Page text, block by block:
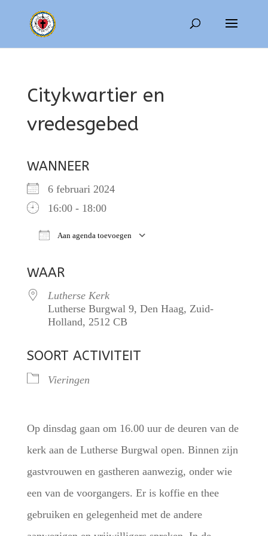
Citykwartier en
vredesgebed
WANNEER
6 februari 2024
16:00 - 18:00
Aan agenda toevoegen
WAAR
Lutherse Kerk
Lutherse Burgwal 9, Den Haag, Zuid-
Holland, 2512 CB
SOORT ACTIVITEIT
Vieringen
Op dinsdag gaan om 16.00 uur de deuren van de
kerk aan de Lutherse Burgwal open. Binnen zijn
gastvrouwen en gastheren aanwezig, onder wie
een van de voorgangers. Er is koffie en thee
gebruiken en gelegenheid met de andere